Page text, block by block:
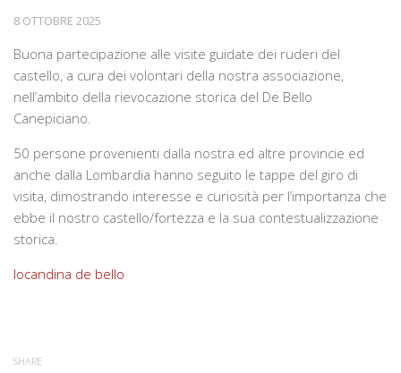
Statuto
Novità
Attività
Conferenze
Mostre
Viaggi culturali
Ambiente e territorio
Biblioteca storica
8 OTTOBRE 2025
Buona partecipazione alle visite guidate dei ruderi del
castello, a cura dei volontari della nostra associazione,
nell’ambito della rievocazione storica del De Bello
Canepiciano.
50 persone provenienti dalla nostra ed altre provincie ed
anche dalla Lombardia hanno seguito le tappe del giro di
visita, dimostrando interesse e curiosità per l’importanza che
ebbe il nostro castello/fortezza e la sua contestualizzazione
storica.
locandina de bello
SHARE